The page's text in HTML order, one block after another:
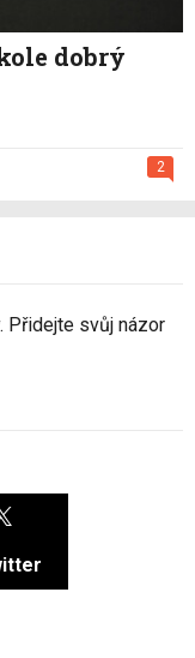
dobrý
2
Přidejte svůj názor